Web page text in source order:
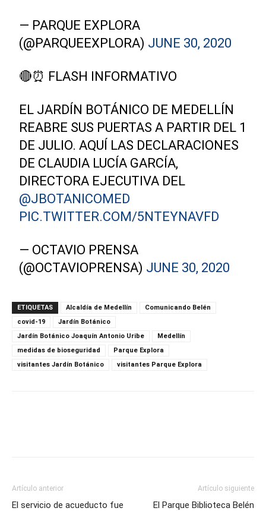
— PARQUE EXPLORA
(@PARQUEEXPLORA) JUNE 30, 2020
🔴⏰ FLASH INFORMATIVO
EL JARDÍN BOTÁNICO DE MEDELLÍN
REABRE SUS PUERTAS A PARTIR DEL 1
DE JULIO. AQUÍ LAS DECLARACIONES
DE CLAUDIA LUCÍA GARCÍA,
DIRECTORA EJECUTIVA DEL
@JBOTANICOMED
PIC.TWITTER.COM/5NTEYNAVFD
— OCTAVIO PRENSA
(@OCTAVIOPRENSA) JUNE 30, 2020
ETIQUETAS Alcaldía de Medellín
Comunicando Belén
covid-19
Jardín Botánico
Jardín Botánico Joaquín Antonio Uribe
Medellín
medidas de bioseguridad
Parque Explora
visitantes Jardín Botánico
visitantes Parque Explora
Artículo anterior
El servicio de acueducto fue
Artículo siguiente
El Parque Biblioteca Belén